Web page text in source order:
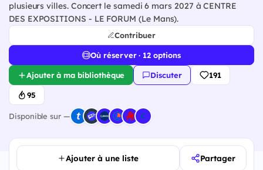
plusieurs villes. Concert le samedi 6 mars 2027 à CENTRE
DES EXPOSITIONS - LE FORUM (Le Mans).
Contribuer
Où réserver · 12 options
Ajouter à ma bibliothèque Discuter 191
95
Disponible sur —
Ajouter à une liste Partager